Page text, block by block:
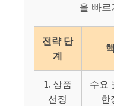
을 빠
전략 단
계
1. 상품
선정
수요
한